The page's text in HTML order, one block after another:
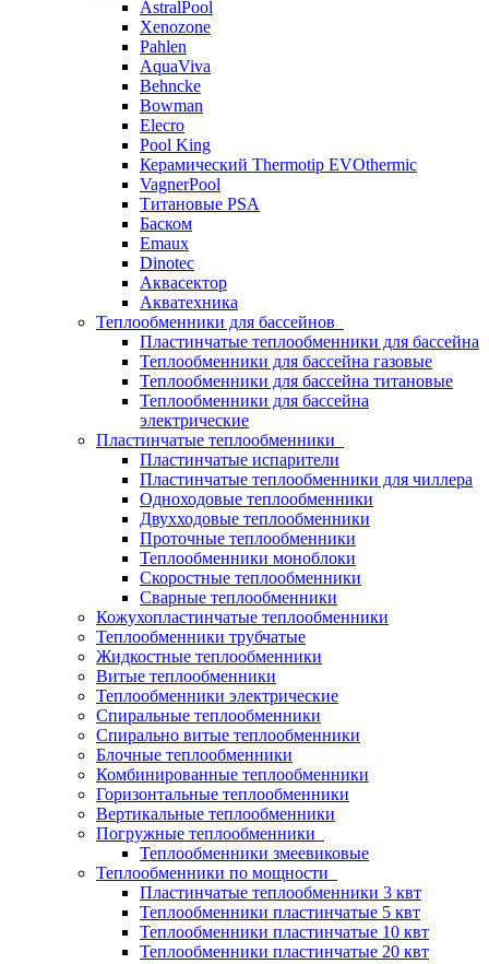
AstralPool
Xenozone
Pahlen
AquaViva
Behncke
Bowman
Elecro
Pool King
Керамический Thermotip EVOthermic
VagnerPool
Титановые PSA
Баском
Emaux
Dinotec
Аквасектор
Акватехника
Теплообменники для бассейнов
Пластинчатые теплообменники для бассейна
Теплообменники для бассейна газовые
Теплообменники для бассейна титановые
Теплообменники для бассейна
электрические
Пластинчатые теплообменники
Пластинчатые испарители
Пластинчатые теплообменники для чиллера
Одноходовые теплообменники
Двухходовые теплообменники
Проточные теплообменники
Теплообменники моноблоки
Скоростные теплообменники
Сварные теплообменники
Кожухопластинчатые теплообменники
Теплообменники трубчатые
Жидкостные теплообменники
Витые теплообменники
Теплообменники электрические
Спиральные теплообменники
Спирально витые теплообменники
Блочные теплообменники
Комбинированные теплообменники
Горизонтальные теплообменники
Вертикальные теплообменники
Погружные теплообменники
Теплообменники змеевиковые
Теплообменники по мощности
Пластинчатые теплообменники 3 квт
Теплообменники пластинчатые 5 квт
Теплообменники пластинчатые 10 квт
Теплообменники пластинчатые 20 квт